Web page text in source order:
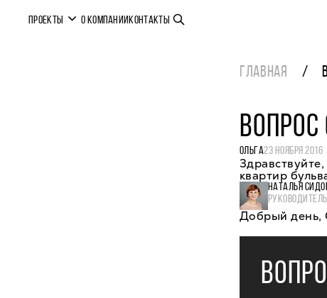
ПРОЕКТЫ О КОМПАНИИКОНТАКТЫ
ГЛАВНАЯ
ОЛЬГА23 НОЯБРЯ 2016
квартир
НАТАЛЬЯ
Добрый день,